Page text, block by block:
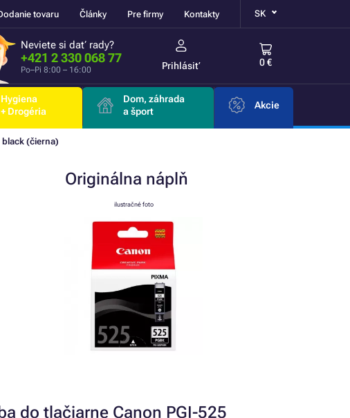
tovaru Články Pre firmy Kontakty SK
Neviete si dať rady?
+421 2 330 068 77
Po–Pi 8:00 – 16:00 Prihlásiť 0 €
Hygiena
+ Drogéria
Dom, záhrada
a šport
Akcie
black (čierna)
Originálna náplň
ilustračné foto
do tlačiarne Canon PGI-525